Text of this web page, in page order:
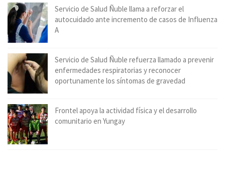
Servicio de Salud Ñuble llama a reforzar el
autocuidado ante incremento de casos de Influenza
A
Servicio de Salud Ñuble refuerza llamado a prevenir
enfermedades respiratorias y reconocer
oportunamente los síntomas de gravedad
Frontel apoya la actividad física y el desarrollo
comunitario en Yungay